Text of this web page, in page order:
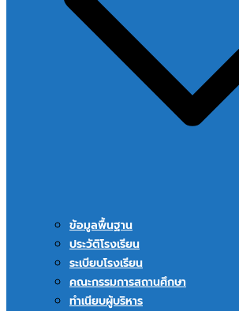
ข้อมูลพื้นฐาน
ประวัติโรงเรียน
ระเบียบโรงเรียน
คณะกรรมการสถานศึกษา
ทำเนียบผู้บริหาร